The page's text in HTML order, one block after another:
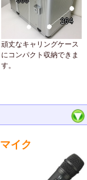
頑丈なキャリングケース
にコンパクト収納できま
す。
イク